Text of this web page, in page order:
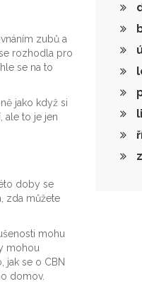
zubů a
rozhodla pro
se na to
jako když si
ale to je jen
doby se
zda můžete
mohu
mohou
jak se o CBN
domov.